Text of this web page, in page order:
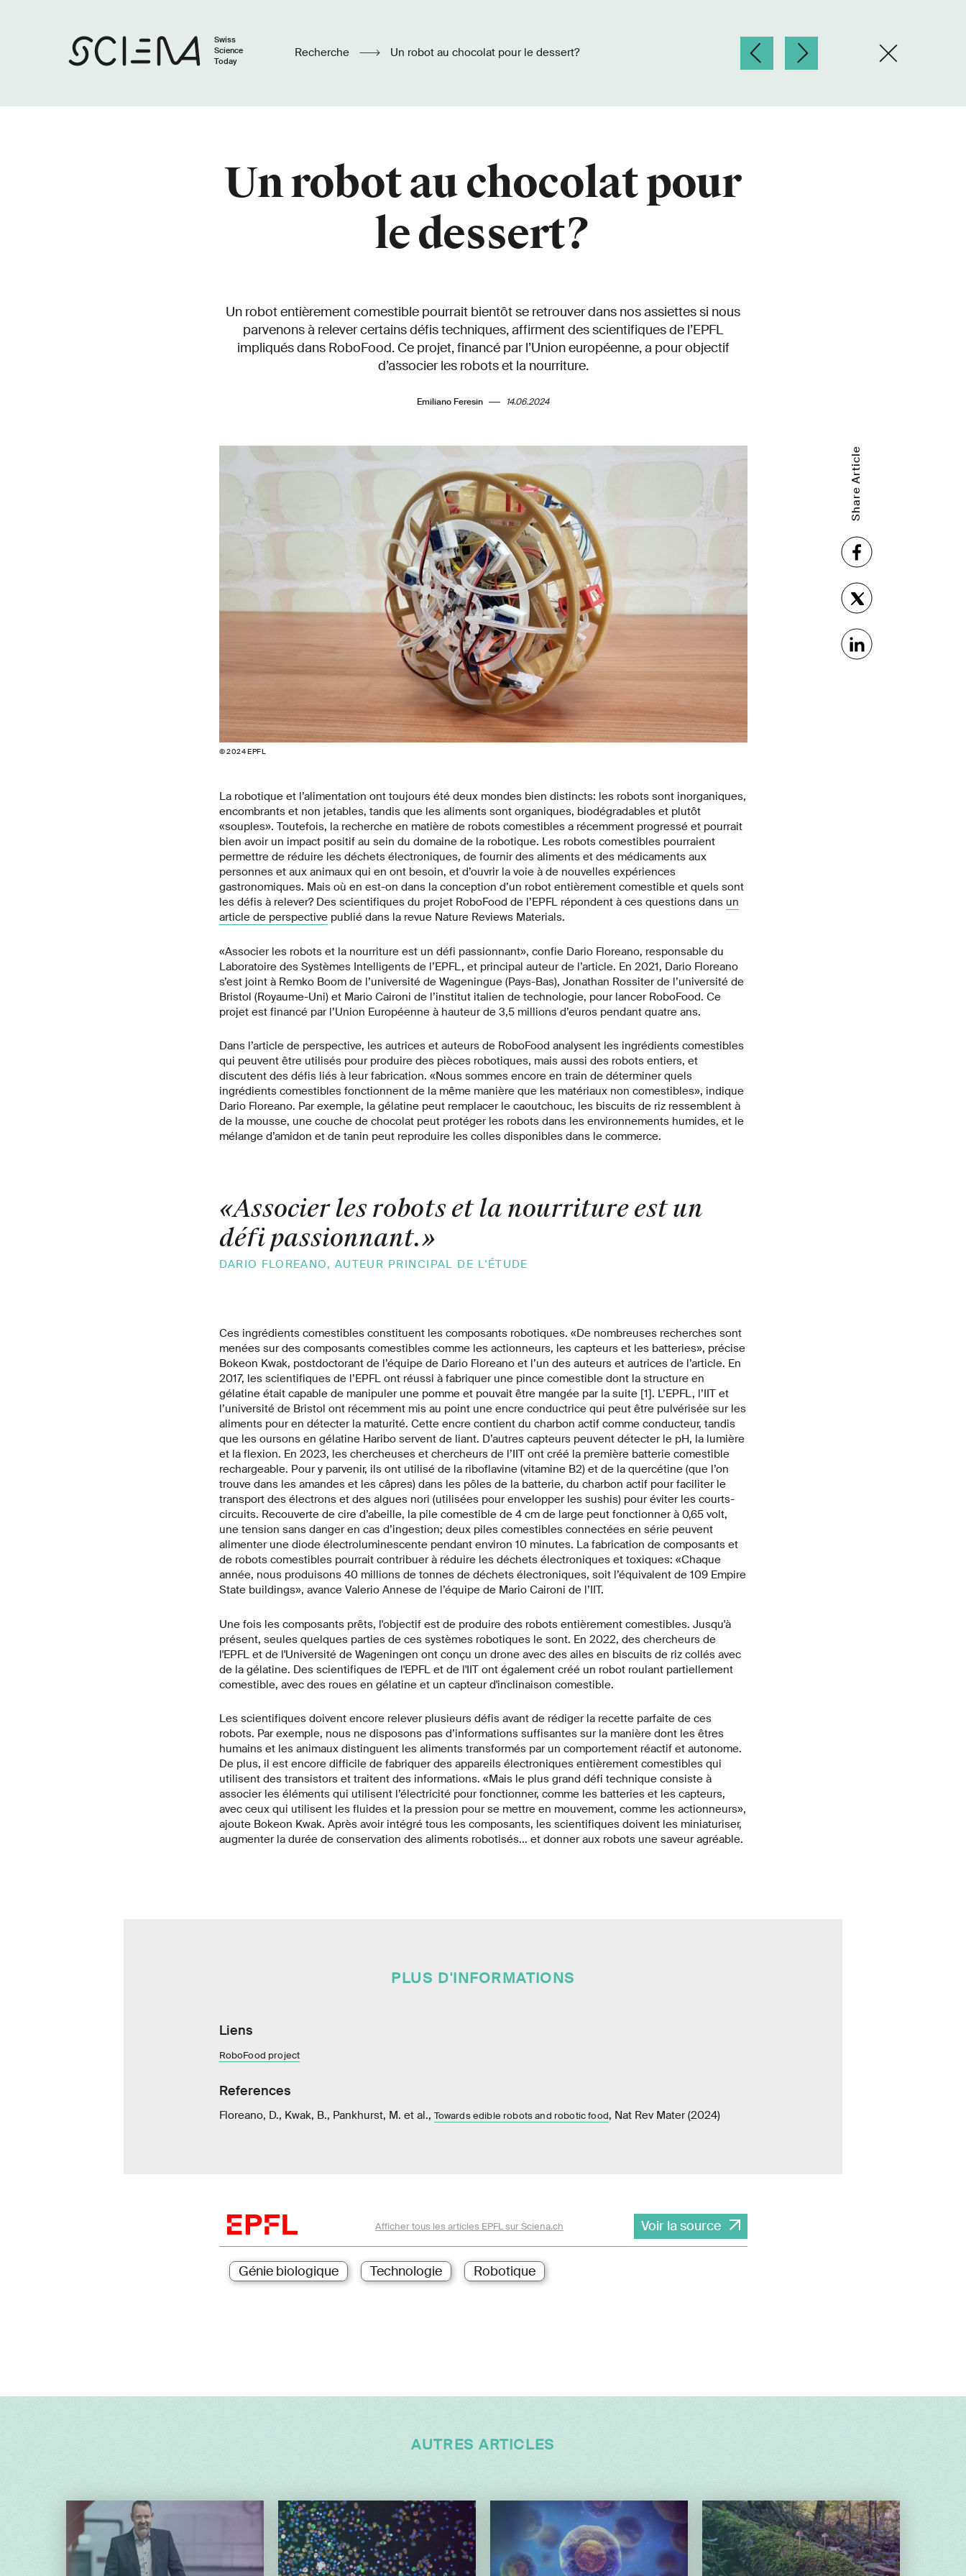
Swiss
Science
Today
Recherche Un robot au chocolat pour le dessert?
Un robot au chocolat pour
le dessert?
Un robot entièrement comestible pourrait bientôt se retrouver dans nos assiettes si nous
parvenons à relever certains défis techniques, affirment des scientifiques de l’EPFL
impliqués dans RoboFood. Ce projet, financé par l’Union européenne, a pour objectif
d’associer les robots et la nourriture.
Emiliano Feresin 14.06.2024
© 2024 EPFL
Share Article
La robotique et l’alimentation ont toujours été deux mondes bien distincts: les robots sont inorganiques,
encombrants et non jetables, tandis que les aliments sont organiques, biodégradables et plutôt
«souples». Toutefois, la recherche en matière de robots comestibles a récemment progressé et pourrait
bien avoir un impact positif au sein du domaine de la robotique. Les robots comestibles pourraient
permettre de réduire les déchets électroniques, de fournir des aliments et des médicaments aux
personnes et aux animaux qui en ont besoin, et d’ouvrir la voie à de nouvelles expériences
gastronomiques. Mais où en est-on dans la conception d’un robot entièrement comestible et quels sont
les défis à relever? Des scientifiques du projet RoboFood de l’EPFL répondent à ces questions dans un
article de perspectivepublié dans la revue Nature Reviews Materials.
«Associer les robots et la nourriture est un défi passionnant», confie Dario Floreano, responsable du
Laboratoire des Systèmes Intelligents de l’EPFL, et principal auteur de l’article. En 2021, Dario Floreano
s’est joint à Remko Boom de l’université de Wageningue (Pays-Bas), Jonathan Rossiter de l’université de
Bristol (Royaume-Uni) et Mario Caironi de l’institut italien de technologie, pour lancer RoboFood. Ce
projet est financé par l’Union Européenne à hauteur de 3,5 millions d’euros pendant quatre ans.
Dans l’article de perspective, les autrices et auteurs de RoboFood analysent les ingrédients comestibles
qui peuvent être utilisés pour produire des pièces robotiques, mais aussi des robots entiers, et
discutent des défis liés à leur fabrication. «Nous sommes encore en train de déterminer quels
ingrédients comestibles fonctionnent de la même manière que les matériaux non comestibles», indique
Dario Floreano. Par exemple, la gélatine peut remplacer le caoutchouc, les biscuits de riz ressemblent à
de la mousse, une couche de chocolat peut protéger les robots dans les environnements humides, et le
mélange d’amidon et de tanin peut reproduire les colles disponibles dans le commerce.
«Associer les robots et la nourriture est un
défi passionnant.»
DARIO FLOREANO, AUTEUR PRINCIPAL DE L'ÉTUDE
Ces ingrédients comestibles constituent les composants robotiques. «De nombreuses recherches sont
menées sur des composants comestibles comme les actionneurs, les capteurs et les batteries», précise
Bokeon Kwak, postdoctorant de l’équipe de Dario Floreano et l’un des auteurs et autrices de l’article. En
2017, les scientifiques de l’EPFL ont réussi à fabriquer une pince comestible dont la structure en
gélatine était capable de manipuler une pomme et pouvait être mangée par la suite [1]. L’EPFL, l’IIT et
l’université de Bristol ont récemment mis au point une encre conductrice qui peut être pulvérisée sur les
aliments pour en détecter la maturité. Cette encre contient du charbon actif comme conducteur, tandis
que les oursons en gélatine Haribo servent de liant. D’autres capteurs peuvent détecter le pH, la lumière
et la flexion. En 2023, les chercheuses et chercheurs de l’IIT ont créé la première batterie comestible
rechargeable. Pour y parvenir, ils ont utilisé de la riboflavine (vitamine B2) et de la quercétine (que l’on
trouve dans les amandes et les câpres) dans les pôles de la batterie, du charbon actif pour faciliter le
transport des électrons et des algues nori (utilisées pour envelopper les sushis) pour éviter les courts-
circuits. Recouverte de cire d’abeille, la pile comestible de 4 cm de large peut fonctionner à 0,65 volt,
une tension sans danger en cas d’ingestion; deux piles comestibles connectées en série peuvent
alimenter une diode électroluminescente pendant environ 10 minutes. La fabrication de composants et
de robots comestibles pourrait contribuer à réduire les déchets électroniques et toxiques: «Chaque
année, nous produisons 40 millions de tonnes de déchets électroniques, soit l’équivalent de 109 Empire
State buildings», avance Valerio Annese de l’équipe de Mario Caironi de l’IIT.
Une fois les composants prêts, l'objectif est de produire des robots entièrement comestibles. Jusqu'à
présent, seules quelques parties de ces systèmes robotiques le sont. En 2022, des chercheurs de
l'EPFL et de l'Université de Wageningen ont conçu un drone avec des ailes en biscuits de riz collés avec
de la gélatine. Des scientifiques de l'EPFL et de l'IIT ont également créé un robot roulant partiellement
comestible, avec des roues en gélatine et un capteur d'inclinaison comestible.
Les scientifiques doivent encore relever plusieurs défis avant de rédiger la recette parfaite de ces
robots. Par exemple, nous ne disposons pas d’informations suffisantes sur la manière dont les êtres
humains et les animaux distinguent les aliments transformés par un comportement réactif et autonome.
De plus, il est encore difficile de fabriquer des appareils électroniques entièrement comestibles qui
utilisent des transistors et traitent des informations. «Mais le plus grand défi technique consiste à
associer les éléments qui utilisent l’électricité pour fonctionner, comme les batteries et les capteurs,
avec ceux qui utilisent les fluides et la pression pour se mettre en mouvement, comme les actionneurs»,
ajoute Bokeon Kwak. Après avoir intégré tous les composants, les scientifiques doivent les miniaturiser,
augmenter la durée de conservation des aliments robotisés... et donner aux robots une saveur agréable.
PLUS D'INFORMATIONS
Liens
RoboFood project
References
Floreano, D., Kwak, B., Pankhurst, M. et al., Towards edible robots and robotic food, Nat Rev Mater (2024)
Afficher tous les articles EPFL sur Sciena.ch Voir la source
Génie biologique Technologie Robotique
AUTRES ARTICLES